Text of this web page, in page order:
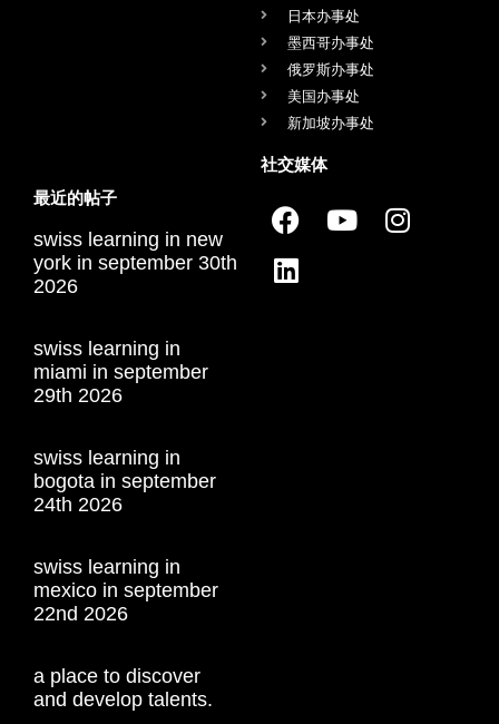
日本办事处
墨西哥办事处
俄罗斯办事处
美国办事处
新加坡办事处
最近的帖子
swiss learning in new
york in september 30th
2026
swiss learning in
miami in september
29th 2026
swiss learning in
bogota in september
24th 2026
swiss learning in
mexico in september
22nd 2026
a place to discover
and develop talents.
社交媒体